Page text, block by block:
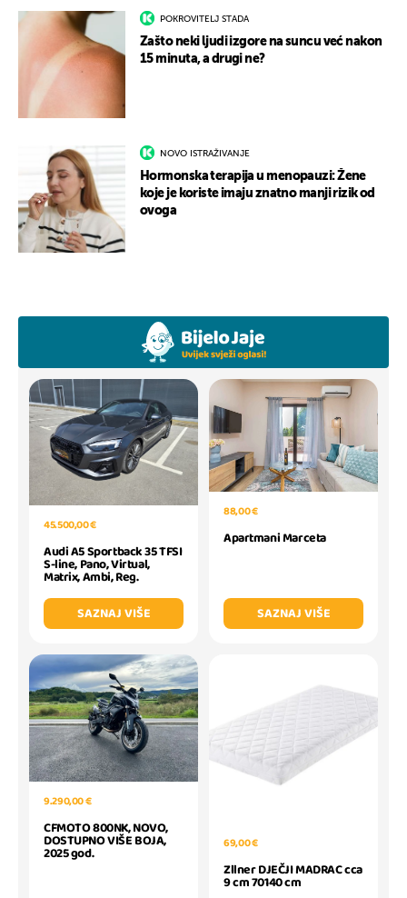
POKROVITELJ STADA
Zašto neki ljudi izgore na suncu već nakon
15 minuta, a drugi ne?
NOVO ISTRAŽIVANJE
Hormonska terapija u menopauzi: Žene
koje je koriste imaju znatno manji rizik od
ovoga
45.500,00 €
Audi A5 Sportback 35 TFSI
S-line, Pano, Virtual,
Matrix, Ambi, Reg.
SAZNAJ VIŠE
88,00 €
Apartmani Marceta
SAZNAJ VIŠE
9.290,00 €
CFMOTO 800NK, NOVO,
DOSTUPNO VIŠE BOJA,
2025 god.
69,00 €
Zllner DJEČJI MADRAC cca
9 cm 70140 cm